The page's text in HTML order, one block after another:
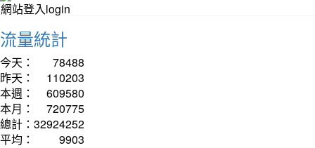
網站登入login
流量統計
今天：
78488
昨天：
110203
本週：
609580
本月：
720775
總計： 32924252
平均：
9903